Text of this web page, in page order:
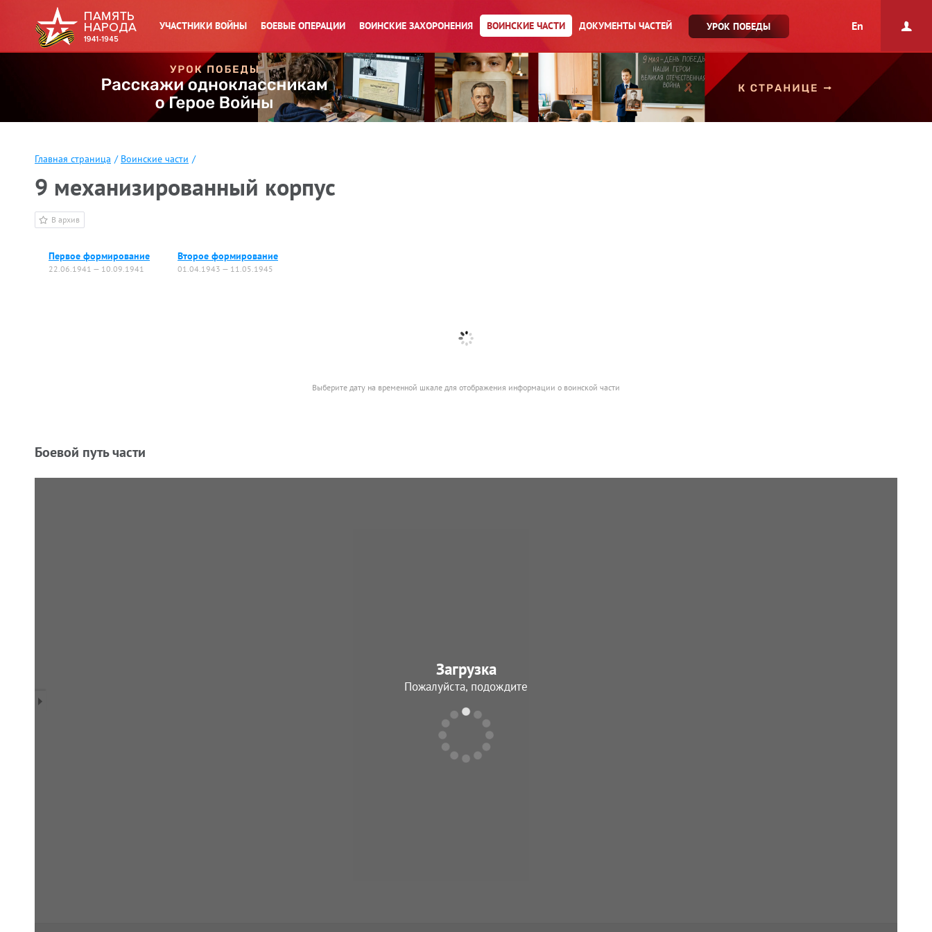
УЧАСТНИКИ ВОЙНЫ БОЕВЫЕ ОПЕРАЦИИ ВОИНСКИЕ ЗАХОРОНЕНИЯ ВОИНСКИЕ ЧАСТИ ДОКУМЕНТЫ ЧАСТЕЙ УРОК ПОБЕДЫ En
Главная страница / Воинские части /
9 механизированный корпус
В архив
Первое формирование
22.06.1941 — 10.09.1941
Второе формирование
01.04.1943 — 11.05.1945
Выберите дату на временной шкале для отображения информации о воинской части
Боевой путь части
Загрузка
Пожалуйста, подождите